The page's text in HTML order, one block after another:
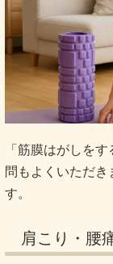
「筋膜はがしを
問もよくいただき
す。
肩こり・腰